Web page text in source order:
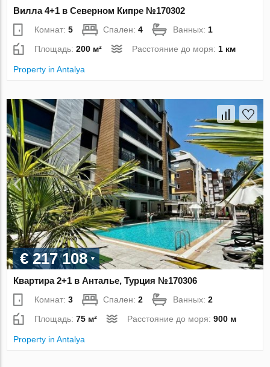
Вилла 4+1 в Северном Кипре №170302
Комнат:5 Спален:4 Ванных: 1
Площадь:200 м² Расстояние до моря: 1 км
Property in Antalya
€ 217 108
Квартира 2+1 в Анталье, Турция №170306
Комнат:3 Спален:2 Ванных:2
Площадь:75 м² Расстояние до моря:900 м
Property in Antalya